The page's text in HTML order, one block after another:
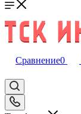
Сравнение0